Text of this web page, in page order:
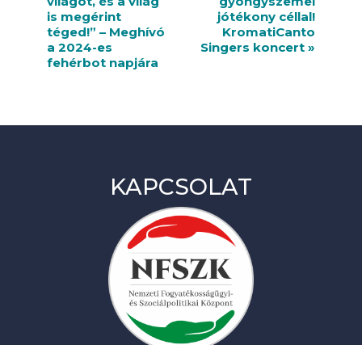
is megérint
téged!” – Meghívó
a 2024-es
fehérbot napjára
jótékony céllal!
KromatiCanto
Singers koncert»
KAPCSOLAT